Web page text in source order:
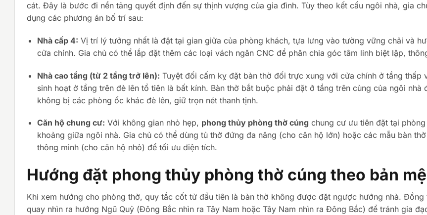
cát. Đây là bước đi nền tảng quyết định đến sự thịnh vượng của gia đình. Tùy theo kết cấu ngôi nhà, gia
dụng các phương án bố trí sau:
Nhà cấp 4: Vị trí lý tưởng nhất là đặt tại gian giữa của phòng khách, tựa lưng vào tường vững chãi và
cửa chính. Gia chủ có thể lắp đặt thêm các loại vách ngăn CNC để phân chia góc tâm linh biệt lập,
Nhà cao tầng (từ 2 tầng trở lên): Tuyệt đối cấm kỵ đặt bàn thờ đối trực xung với cửa chính ở tầng thấp
sinh hoạt ở tầng trên đè lên tổ tiên là bất kính. Bàn thờ bắt buộc phải đặt ở tầng trên cùng của ngôi nhà
không bị các phòng ốc khác đè lên, giữ trọn nét thanh tịnh.
Căn hộ chung cư: Với không gian nhỏ hẹp, phong thủy phòng thờ cúng chung cư ưu tiên đặt tại
khoảng giữa ngôi nhà. Gia chủ có thể dùng tủ thờ đứng đa năng (cho căn hộ lớn) hoặc các mẫu bàn
thông minh (cho căn hộ nhỏ) để tối ưu diện tích.
Hướng đặt phong thủy phòng thờ cúng theo bản
Khi xem hướng cho phòng thờ, quy tắc cốt tử đầu tiên là bàn thờ không được đặt ngược hướng nhà. Đồng
quay nhìn ra hướng Ngũ Quỷ (Đông Bắc nhìn ra Tây Nam hoặc Tây Nam nhìn ra Đông Bắc) để tránh gia